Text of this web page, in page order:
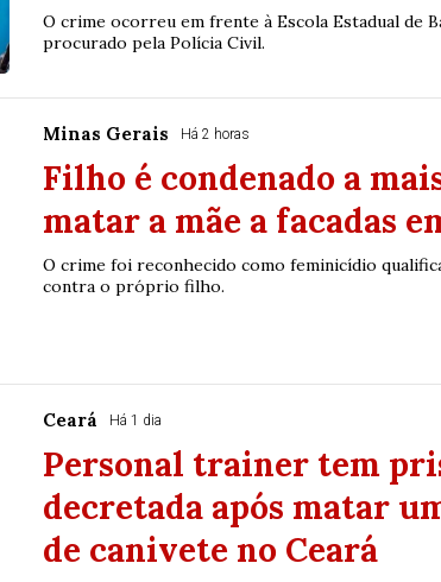
O crime ocorreu em frente à Escola Estadual de
procurado pela Polícia Civil.
Minas Gerais Há 2 horas
Filho é condenado a
matar a mãe a facadas
O crime foi reconhecido como feminicídio
contra o próprio filho.
Ceará Há 1 dia
Personal trainer tem
decretada após matar
de canivete no Ceará